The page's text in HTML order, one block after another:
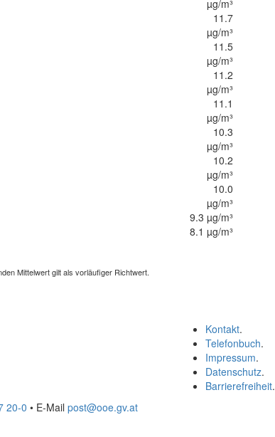
µg/m³
11.7
µg/m³
11.5
µg/m³
11.2
µg/m³
11.1
µg/m³
10.3
µg/m³
10.2
µg/m³
10.0
µg/m³
9.3 µg/m³
8.1 µg/m³
Mittelwert gilt als vorläufiger Richtwert.
Kontakt.
Telefonbuch.
Impressum.
Datenschutz.
Barrierefreiheit.
20-0 • E-Mail post@ooe.gv.at